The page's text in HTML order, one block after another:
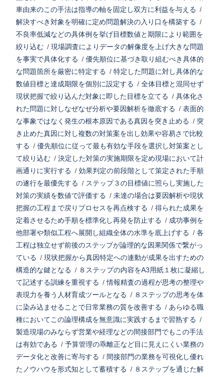
車由来のこの手法は指導の軸を固定し双方に利益を与える /
解決すべき対象を明確に定め問題解決の入り口を構築する /
不良率低減などの具体例を挙げ目標数値と期限により範囲を
絞り込む / 現場調査によりデータの解像度を上げ大きな問題
を事実で具体化する / 優先順位に基づき取り組むべき具体的
な問題箇所を厳密に特定する / 特定した問題に対し具体的な
数値目標と達成期限を個別に設定する / 全体目標と混同せず
現状把握で絞り込んだ対象に即した目標を立てる / 具体化さ
れた問題に対しなぜなぜ分析や要因解析を徹底する / 表面的
な事象ではなく発生の根本原因である真因を突き止める / 突
き止めた真因に対し複数の対策案を出し効果や容易さで比較
する / 優先順位に従って最も有効な手段を選択し対策案とし
て絞り込む / 決定した対策の実施期限を定め現場において計
画通りに実行する / 効果判定の前段階として策定された手順
の遂行を最優先する / ステップ３の目標値に照らし実施した
対策の実績を数値で評価する / 未達の場合は要因解析や現状
把握の工程まで戻りプロセスを再点検する / 得られた成果を
定着させるため手順を標準化し再発を防止する / 成功事例を
他部署や類似工程へ展開し組織全体の水準を底上げする / 各
工程は独立せず前後のステップが論理的な因果関係で繋がっ
ている / 現状把握から真因特定への連動が成果を出すための
構造的な鍵となる / ８ステップの内容をA3用紙１枚に凝縮し
て記述する訓練を重視する /情報精査の過程が思考の整理や
表現力を養う人材育成ツールとなる / ８ステップの思考を体
に染み込ませることで日常業務の質を改善する / あらゆる職
種においてこの論理構成を無意識に実践するまで習熟する /
製造現場のみならず営業や経理などの間接部門でもこの手法
は有効である / 予算管理の乖離正など目に見えにくい業務の
データ化と改善に寄与する / 間接部門の業務を可視化し優れ
たノウハウを形式知として蓄積する / ８ステップを通じた解